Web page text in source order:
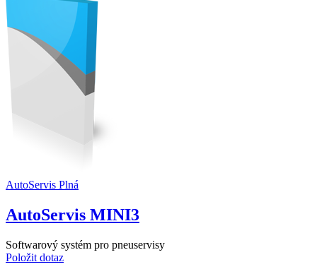
AutoServis Plná
AutoServis MINI3
Softwarový systém pro pneuservisy
Položit dotaz